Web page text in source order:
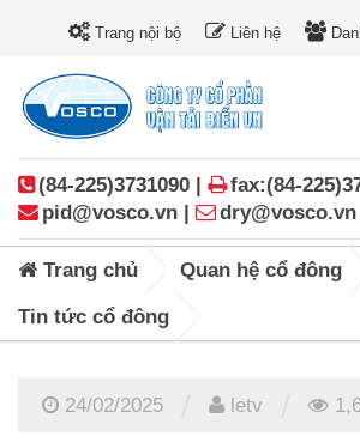
Trang nội bộ Liên hệ
(84-225)3731090 |
fax:(84-
pid@vosco.vn |
dry@vosco.vn
Trang chủ Quan hệ cổ đông
Tin tức cổ đông
24/02/2025 letv